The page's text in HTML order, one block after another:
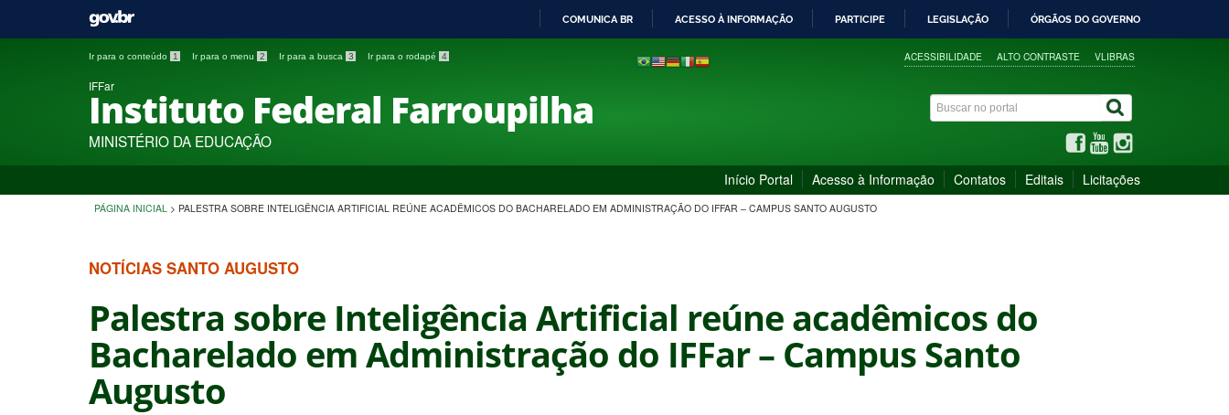
PARA
COMUNICA BR ACESSO À INFORMAÇÃO PARTICIPE LEGISLAÇÃO ÓRGÃOS DO GOVERNO
Ir para o conteúdo 1 Ir para o menu 2 Ir para a busca 3 Ir para o rodapé 4 ACESSIBILIDADE ALTO CONTRASTE VLIBRAS
IFFar
Instituto Federal Farroupilha
MINISTÉRIO DA EDUCAÇÃO
Início Portal Acesso à Informação Contatos Editais Licitações
PÁGINA INICIAL > PALESTRA SOBRE INTELIGÊNCIA ARTIFICIAL REÚNE ACADÊMICOS DO BACHARELADO EM ADMINISTRAÇÃO DO IFFAR – CAMPUS SANTO AUGUSTO
NOTÍCIAS SANTO AUGUSTO
Palestra sobre Inteligência Artificial reúne acadêmicos do
Bacharelado em Administração do IFFar – Campus Santo
Augusto